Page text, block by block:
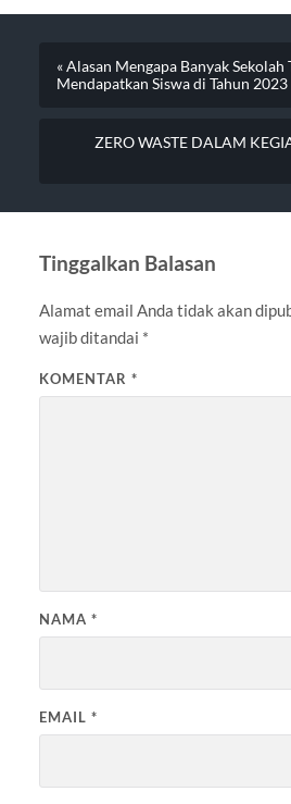
« Alasan Mengapa Banyak Sekolah
Mendapatkan Siswa di Tahun 2023
ZERO WASTE DALAM
Tinggalkan Balasan
Alamat email Anda tidak akan
wajib ditandai *
KOMENTAR *
NAMA *
EMAIL *